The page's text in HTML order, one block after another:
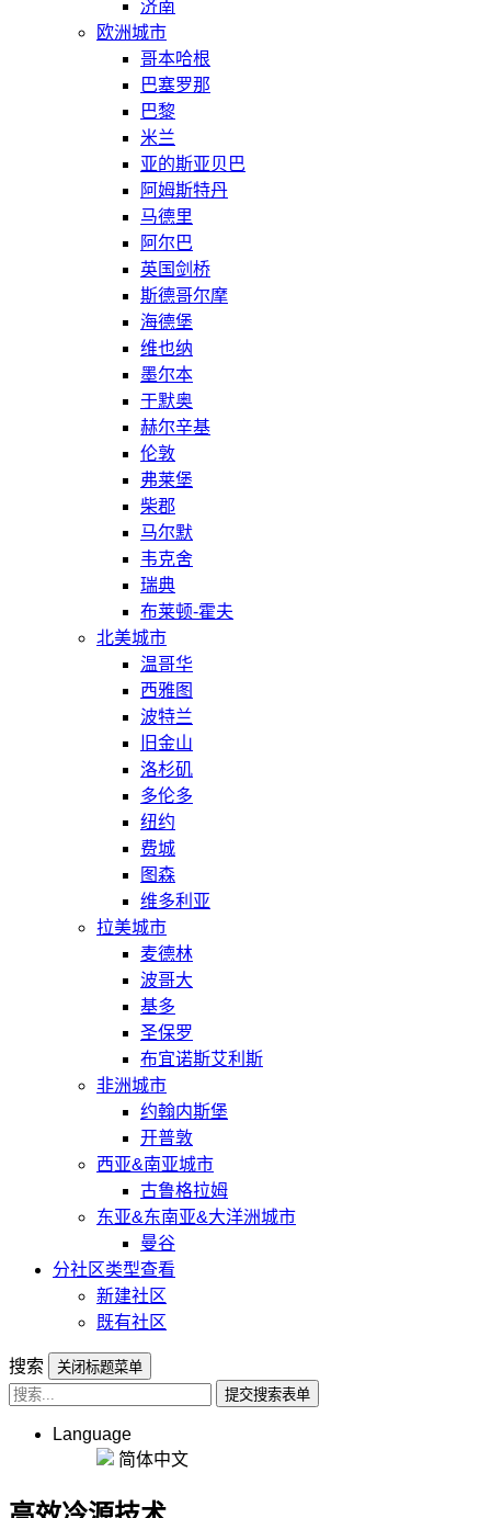
济南
欧洲城市
哥本哈根
巴塞罗那
巴黎
米兰
亚的斯亚贝巴
阿姆斯特丹
马德里
阿尔巴
英国剑桥
斯德哥尔摩
海德堡
维也纳
墨尔本
于默奥
赫尔辛基
伦敦
弗莱堡
柴郡
马尔默
韦克舍
瑞典
布莱顿-霍夫
北美城市
温哥华
西雅图
波特兰
旧金山
洛杉矶
多伦多
纽约
费城
图森
维多利亚
拉美城市
麦德林
波哥大
基多
圣保罗
布宜诺斯艾利斯
非洲城市
约翰内斯堡
开普敦
西亚&南亚城市
古鲁格拉姆
东亚&东南亚&大洋洲城市
曼谷
分社区类型查看
新建社区
既有社区
搜索
关闭标题菜单
提交搜索表单
Language
简体中文